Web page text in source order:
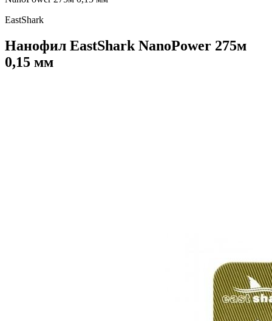
EastShark
Нанофил EastShark NanoPower 275м
0,15 мм